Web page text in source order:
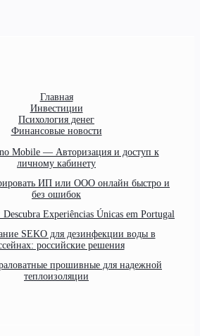
Главная
Инвестиции
Психология денег
Финансовые новости
Mobile — Авторизация и доступ к
личному кабинету
ИП или ООО онлайн быстро и
без ошибок
Experiências Únicas em Portugal
SEKO для дезинфекции воды в
российские решения
прошивные для надежной
теплоизоляции